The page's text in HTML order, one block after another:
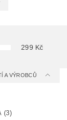
299 Kč
A VÝROBCŮ
(3)